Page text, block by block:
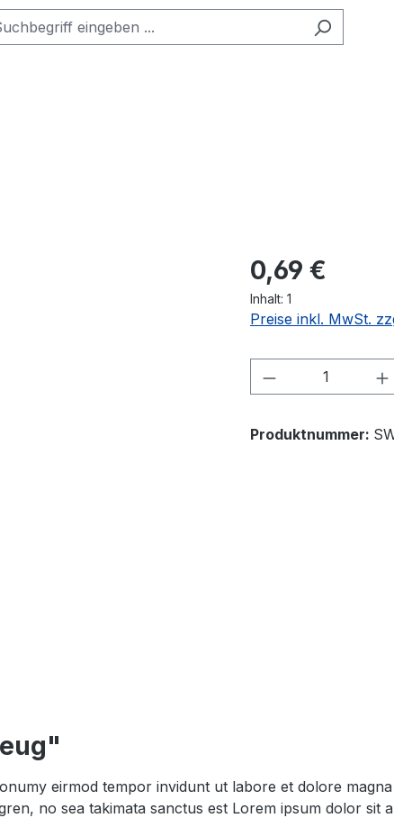
0,69 €
Inhalt: 1
Preise inkl. MwSt.
Produkt
Produktnummer:
eirmod tempor invidunt ut labore et dolore
no sea takimata sanctus est Lorem ipsum dolor sit